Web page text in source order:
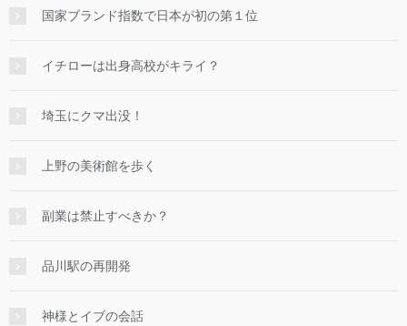
国家ブランド指数で日本が初の第１位
イチローは出身高校がキライ？
埼玉にクマ出没！
上野の美術館を歩く
副業は禁止すべきか？
品川駅の再開発
神様とイブの会話